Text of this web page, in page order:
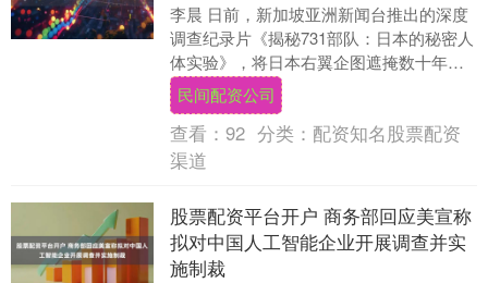
李晨 日前，新加坡亚洲新闻台推出的深度
调查纪录片《揭秘731部队：日本的秘密人
体实验》，将日本右翼企图遮掩数十年的
历史黑幕，再次撕开曝露在全世界面前。
该片系统还....
民间配资公司
查看： 92 分类： 配资知名股票配资
渠道
股票配资平台开户 商务部回应美宣称
拟对中国人工智能企业开展调查并实
施制裁